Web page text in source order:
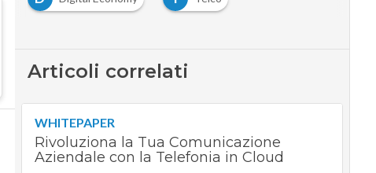
Articoli correlati
WHITEPAPER
Rivoluziona la Tua Comunicazione
Aziendale con la Telefonia in Cloud